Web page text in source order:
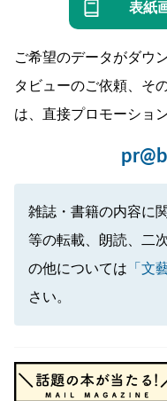
表紙
ご希望のデータがダウ
タビューのご依頼、そ
は、直接プロモーショ
雑誌・書籍の内容に
等の転載、朗読、二
の他については 「文
さい。